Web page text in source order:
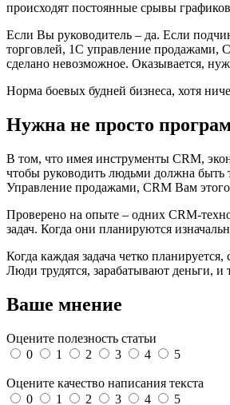
происходят постоянные срывы
Если Вы руководитель – да. Если
торговлей, 1С управление продажами,
сделано невозможное. Оказывается,
Норма боевых будней бизнеса, хотя
Нужна не просто
В том, что имея инструменты CRM,
чтобы руководить людьми должна быть
Управление продажами, CRM Вам этого
Проверено на опыте – одних CRM-
задач. Когда они планируются
Когда каждая задача четко
Люди трудятся, зарабатывают деньги, и
Ваше мнение
Оцените полезность статьи
0
1 2 3 4 5
Оцените качество написания текста
0
1 2 3 4 5